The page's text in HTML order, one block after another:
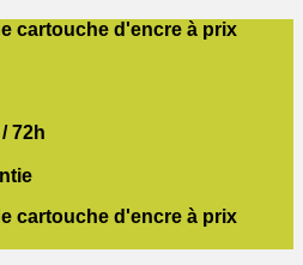
cartouche d'encre à prix
72h
cartouche d'encre à prix